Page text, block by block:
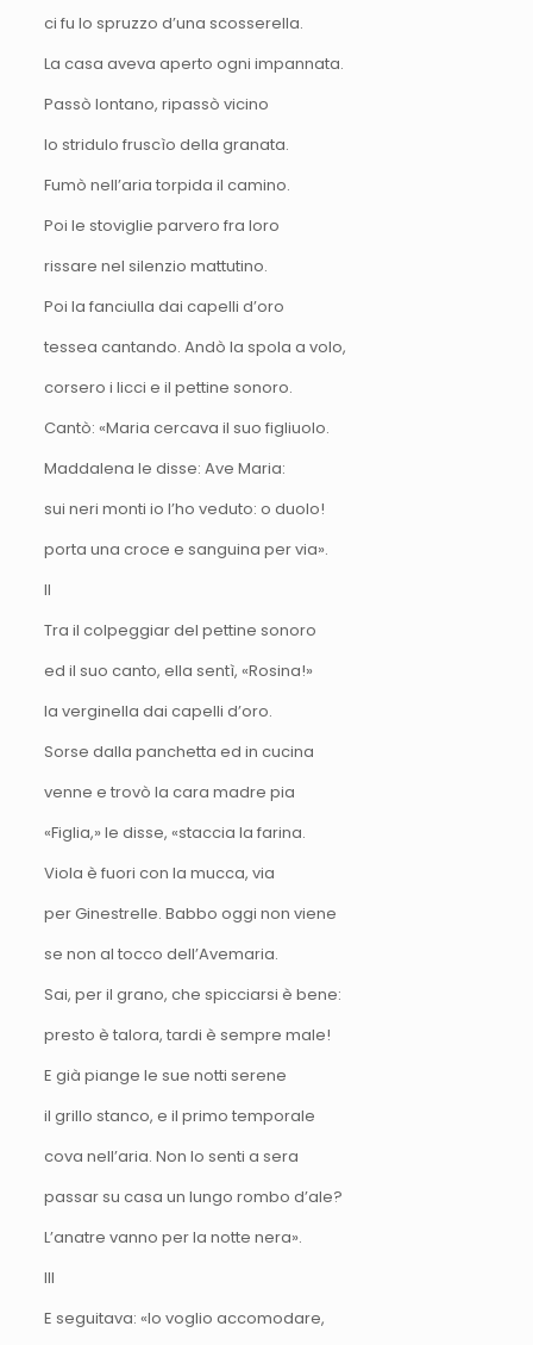
ci fu lo spruzzo d’una scosserella.
La casa aveva aperto ogni impannata.
Passò lontano, ripassò vicino
lo stridulo fruscìo della granata.
Fumò nell’aria torpida il camino.
Poi le stoviglie parvero fra loro
rissare nel silenzio mattutino.
Poi la fanciulla dai capelli d’oro
tessea cantando. Andò la spola a volo,
corsero i licci e il pettine sonoro.
Cantò: «Maria cercava il suo figliuolo.
Maddalena le disse: Ave Maria:
sui neri monti io l’ho veduto: o duolo!
porta una croce e sanguina per via».
II
Tra il colpeggiar del pettine sonoro
ed il suo canto, ella sentì, «Rosina!»
la verginella dai capelli d’oro.
Sorse dalla panchetta ed in cucina
venne e trovò la cara madre pia
«Figlia,» le disse, «staccia la farina.
Viola è fuori con la mucca, via
per Ginestrelle. Babbo oggi non viene
se non al tocco dell’Avemaria.
Sai, per il grano, che spicciarsi è bene:
presto è talora, tardi è sempre male!
E già piange le sue notti serene
il grillo stanco, e il primo temporale
cova nell’aria. Non lo senti a sera
passar su casa un lungo rombo d’ale?
L’anatre vanno per la notte nera».
III
E seguitava: «Io voglio accomodare,